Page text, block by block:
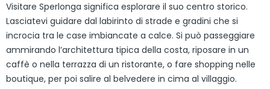
Visitare Sperlonga significa esplorare il suo centro storico.
Lasciatevi guidare dal labirinto di strade e gradini che si
incrocia tra le case imbiancate a calce. Si può passeggiare
ammirando l’architettura tipica della costa, riposare in un
caffè o nella terrazza di un ristorante, o fare shopping nelle
boutique, per poi salire al belvedere in cima al villaggio.